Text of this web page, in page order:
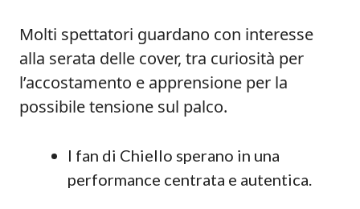
Molti spettatori guardano con interesse
alla serata delle cover, tra curiosità per
l’accostamento e apprensione per la
possibile tensione sul palco.
I fan di Chiello sperano in una
performance centrata e autentica.